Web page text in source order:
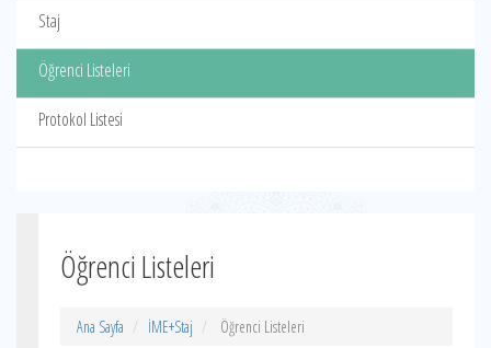
Staj
Öğrenci Listeleri
Protokol Listesi
Öğrenci Listeleri
Ana Sayfa İME+Staj Öğrenci Listeleri